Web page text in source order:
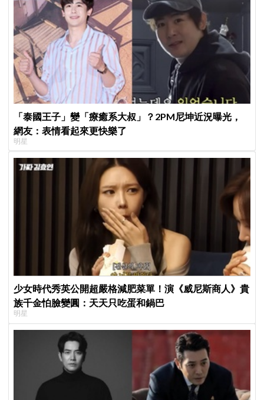
「泰國王子」變「療癒系大叔」？2PM尼坤近況曝光，
網友：表情看起來更快樂了
明星
少女時代秀英公開超嚴格減肥菜單！演《威尼斯商人》貴
族千金怕臉變圓：天天只吃蛋和鍋巴
明星